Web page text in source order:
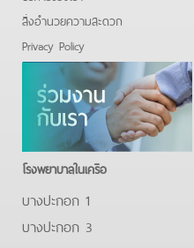
สิ่งอำนวยความสะดวก
Privacy Policy
โรงพยาบาลในเครือ
บางปะกอก 1
บางปะกอก 3